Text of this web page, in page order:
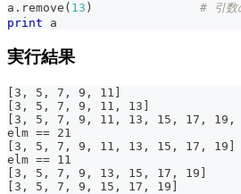
a . remove ( 13 )
# 引数
print a
実行結果
[3, 5, 7, 9, 11]
[3, 5, 7, 9, 11, 13]
[3, 5, 7, 9, 11, 13, 15, 17, 19,
elm == 21
[3, 5, 7, 9, 11, 13, 15, 17, 19]
elm == 11
[3, 5, 7, 9, 13, 15, 17, 19]
[3, 5, 7, 9, 15, 17, 19]